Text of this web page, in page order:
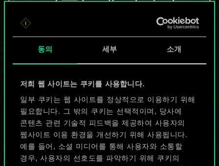
동의 세부 소개
저희 웹 사이트는 쿠키를 사용합니다.
일부 쿠키는 웹 사이트를 정상적으로 이용하기 위해
필요합니다. 그 밖의 쿠키는 선택적이며, 당사에
콘텐츠 관련 기술적 피드백을 제공하여 사용자의
웹사이트 이용 환경을 개선하기 위해 사용됩니다.
예를 들어, 소셜 미디어를 통해 사용자와 소통할
경우, 사용자의 선호도를 파악하기 위해 쿠키의
무궁무진한
가능성을 가지고
있습니다!
덱 이름 짓기 & 가이드 작성하기
덱 편집